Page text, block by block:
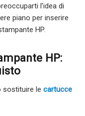
l’idea di
piano per inserire
HP.
HP:
sostituire le cartucce